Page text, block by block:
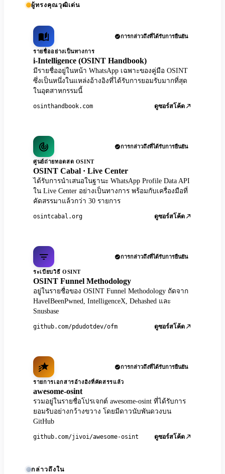
ผู้ทรงคุณวุฒิเด่น
การกล่าวถึงที่ได้รับการยืนยัน
รายชื่ออย่างเป็นทางการ
i-Intelligence (OSINT Handbook)
มีรายชื่ออยู่ในหน้า WhatsApp เฉพาะของคู่มือ OSINT
ซึ่งเป็นหนึ่งในแหล่งอ้างอิงที่ได้รับการยอมรับมากที่สุด
ในอุตสาหกรรมนี้
osinthandbook.com ดูซอร์สโค้ด
การกล่าวถึงที่ได้รับการยืนยัน
ศูนย์ถ่ายทอดสด OSINT
OSINT Cabal · Live Center
ได้รับการนำเสนอในฐานะ WhatsApp Profile Data API
ใน Live Center อย่างเป็นทางการ พร้อมกับเครื่องมือที่
คัดสรรมาแล้วกว่า 30 รายการ
osintcabal.org ดูซอร์สโค้ด
การกล่าวถึงที่ได้รับการยืนยัน
ระเบียบวิธี OSINT
OSINT Funnel Methodology
อยู่ในรายชื่อของ OSINT Funnel Methodology ถัดจาก
HaveIBeenPwned, IntelligenceX, Dehashed และ
Snusbase
github.com/pdudotdev/ofm ดูซอร์สโค้ด
การกล่าวถึงที่ได้รับการยืนยัน
รายการเอกสารอ้างอิงที่คัดสรรแล้ว
awesome-osint
รวมอยู่ในรายชื่อโปรเจกต์ awesome-osint ที่ได้รับการ
ยอมรับอย่างกว้างขวาง โดยมีดาวนับพันดวงบน
GitHub
github.com/jivoi/awesome-osint ดูซอร์สโค้ด
กล่าวถึงใน